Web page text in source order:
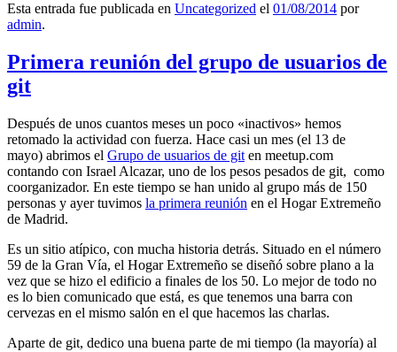
Esta entrada fue publicada en Uncategorized el 01/08/2014 por
admin.
Primera reunión del grupo de usuarios de
git
Después de unos cuantos meses un poco «inactivos» hemos
retomado la actividad con fuerza. Hace casi un mes (el 13 de
mayo) abrimos el Grupo de usuarios de git en meetup.com
contando con Israel Alcazar, uno de los pesos pesados de git, como
coorganizador. En este tiempo se han unido al grupo más de 150
personas y ayer tuvimos la primera reunión en el Hogar Extremeño
de Madrid.
Es un sitio atípico, con mucha historia detrás. Situado en el número
59 de la Gran Vía, el Hogar Extremeño se diseñó sobre plano a la
vez que se hizo el edificio a finales de los 50. Lo mejor de todo no
es lo bien comunicado que está, es que tenemos una barra con
cervezas en el mismo salón en el que hacemos las charlas.
Aparte de git, dedico una buena parte de mi tiempo (la mayoría) al